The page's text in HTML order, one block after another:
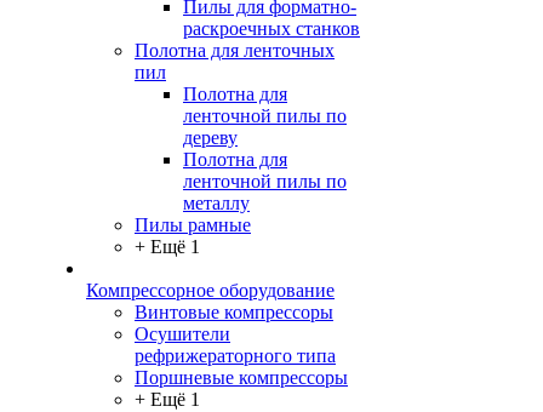
Пилы для форматно-
раскроечных станков
Полотна для ленточных
пил
Полотна для
ленточной пилы по
дереву
Полотна для
ленточной пилы по
металлу
Пилы рамные
+ Ещё 1
Компрессорное оборудование
Винтовые компрессоры
Осушители
рефрижераторного типа
Поршневые компрессоры
+ Ещё 1